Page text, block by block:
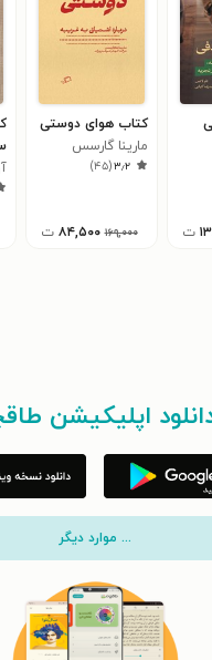
ت
کتاب هوای دوستی
مارینا گارسس
۳٫۲(۴۵)
۱۶۹,۰۰۰ ۸۴,۵۰۰ ت
اپلیکیشن
... موارد دیگر